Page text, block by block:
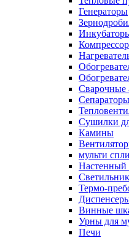
Генераторы
Сварочные
Сушилки
Камины
мульти
Настенный
Термо-
Винные
Урны для
Печи